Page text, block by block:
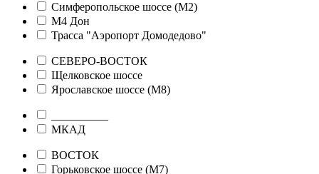
Симферопольское шоссе (М2)
М4 Дон
Трасса "Аэропорт Домодедово"
СЕВЕРО-ВОСТОК
Щелковское шоссе
Ярославское шоссе (М8)
МКАД
ВОСТОК
Горьковское шоссе (М7)